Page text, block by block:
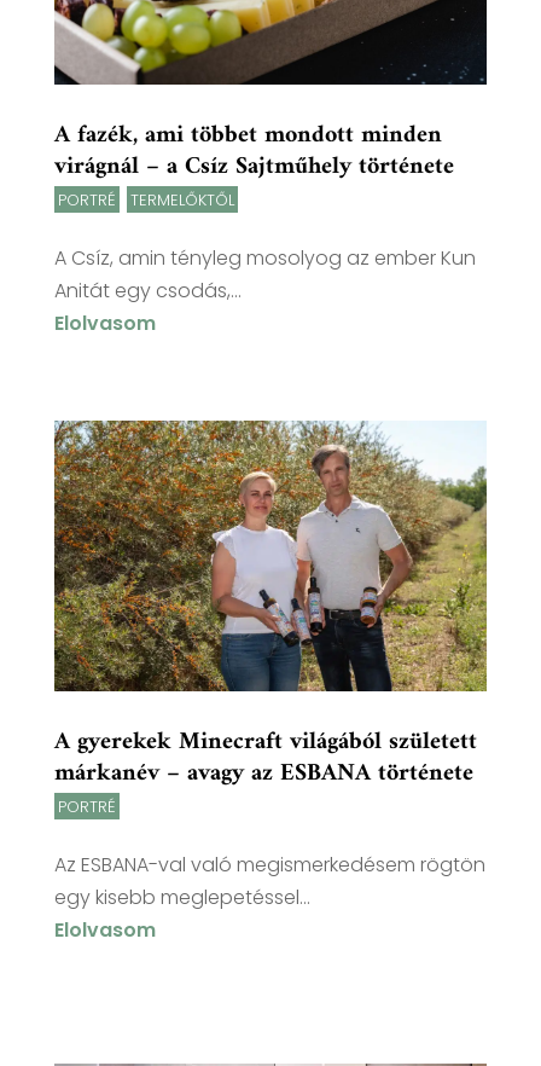
A fazék, ami többet mondott minden
virágnál – a Csíz Sajtműhely története
PORTRÉ TERMELŐKTŐL
A Csíz, amin tényleg mosolyog az ember Kun
Anitát egy csodás,...
Elolvasom
A gyerekek Minecraft világából született
márkanév – avagy az ESBANA története
PORTRÉ
Az ESBANA-val való megismerkedésem rögtön
egy kisebb meglepetéssel...
Elolvasom